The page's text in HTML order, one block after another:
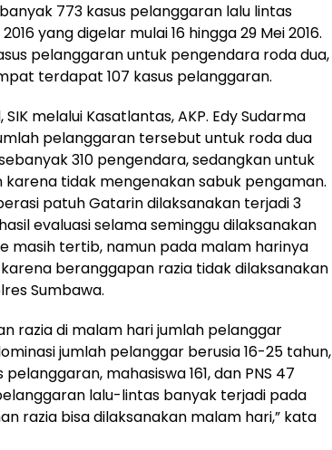
773 kasus pelanggaran lalu lintas
yang digelar mulai 16 hingga 29 Mei 2016.
pelanggaran untuk pengendara roda dua,
terdapat 107 kasus pelanggaran.
melalui Kasatlantas, AKP. Edy Sudarma
pelanggaran tersebut untuk roda dua
310 pengendara, sedangkan untuk
tidak mengenakan sabuk pengaman.
patuh Gatarin dilaksanakan terjadi 3
evaluasi selama seminggu dilaksanakan
masih tertib, namun pada malam harinya
beranggapan razia tidak dilaksanakan
Sumbawa.
razia di malam hari jumlah pelanggar
jumlah pelanggar berusia 16-25 tahun,
mahasiswa 161, dan PNS 47
lalu-lintas banyak terjadi pada
razia bisa dilaksanakan malam hari,” kata